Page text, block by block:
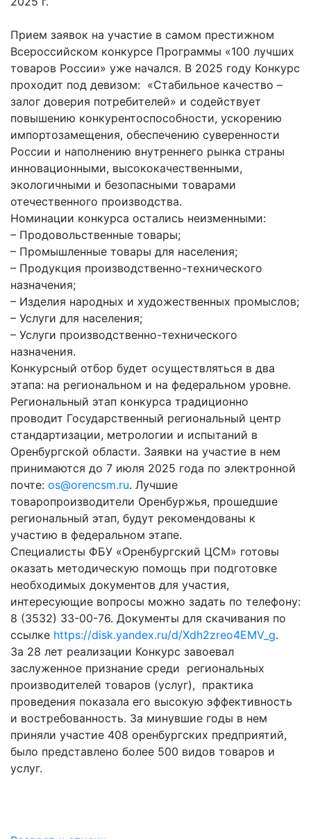
Прием заявок на участие в самом престижном
Всероссийском конкурсе Программы «100 лучших
товаров России» уже начался. В 2025 году Конкурс
проходит под девизом: «Стабильное качество –
залог доверия потребителей» и содействует
повышению конкурентоспособности, ускорению
импортозамещения, обеспечению суверенности
России и наполнению внутреннего рынка страны
инновационными, высококачественными,
экологичными и безопасными товарами
отечественного производства.
Номинации конкурса остались неизменными:
– Продовольственные товары;
– Промышленные товары для населения;
– Продукция производственно-технического
назначения;
– Изделия народных и художественных промыслов;
– Услуги для населения;
– Услуги производственно-технического
назначения.
Конкурсный отбор будет осуществляться в два
этапа: на региональном и на федеральном уровне.
Региональный этап конкурса традиционно
проводит Государственный региональный центр
стандартизации, метрологии и испытаний в
Оренбургской области. Заявки на участие в нем
принимаются до 7 июля 2025 года по электронной
почте: os@orencsm.ru. Лучшие
товаропроизводители Оренбуржья, прошедшие
региональный этап, будут рекомендованы к
участию в федеральном этапе.
Специалисты ФБУ «Оренбургский ЦСМ» готовы
оказать методическую помощь при подготовке
необходимых документов для участия,
интересующие вопросы можно задать по телефону:
8 (3532) 33-00-76. Документы для скачивания по
ссылке https://disk.yandex.ru/d/Xdh2zreo4EMV_g.
За 28 лет реализации Конкурс завоевал
заслуженное признание среди региональных
производителей товаров (услуг), практика
проведения показала его высокую эффективность
и востребованность. За минувшие годы в нем
приняли участие 408 оренбургских предприятий,
было представлено более 500 видов товаров и
услуг.